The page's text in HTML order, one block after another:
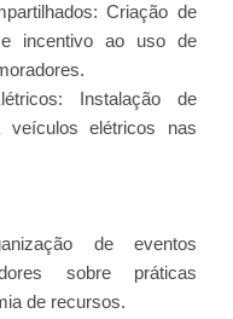
Criação de
incentivo ao uso de
Instalação de
veículos elétricos nas
de eventos
sobre práticas
de recursos.